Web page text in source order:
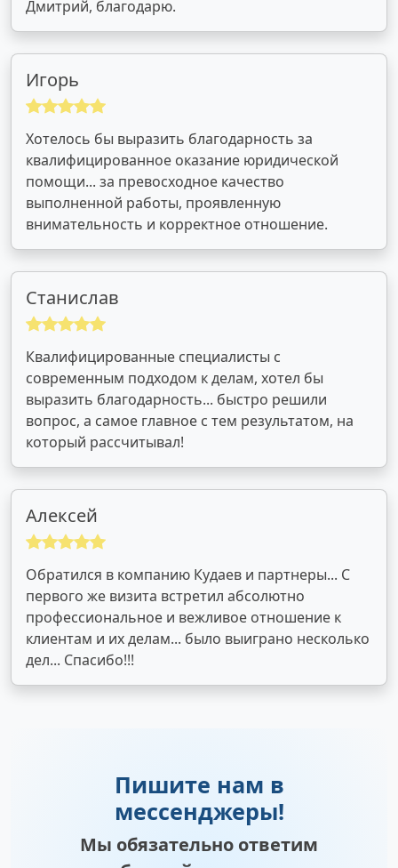
Дмитрий, благодарю.
Игорь
Хотелось бы выразить благодарность за
квалифицированное оказание юридической
помощи... за превосходное качество
выполненной работы, проявленную
внимательность и корректное отношение.
Станислав
Квалифицированные специалисты с
современным подходом к делам, хотел бы
выразить благодарность... быстро решили
вопрос, а самое главное с тем результатом, на
который рассчитывал!
Алексей
Обратился в компанию Кудаев и партнеры... С
первого же визита встретил абсолютно
профессиональное и вежливое отношение к
клиентам и их делам... было выиграно несколько
дел... Спасибо!!!
Пишите нам в
мессенджеры!
Мы обязательно ответим